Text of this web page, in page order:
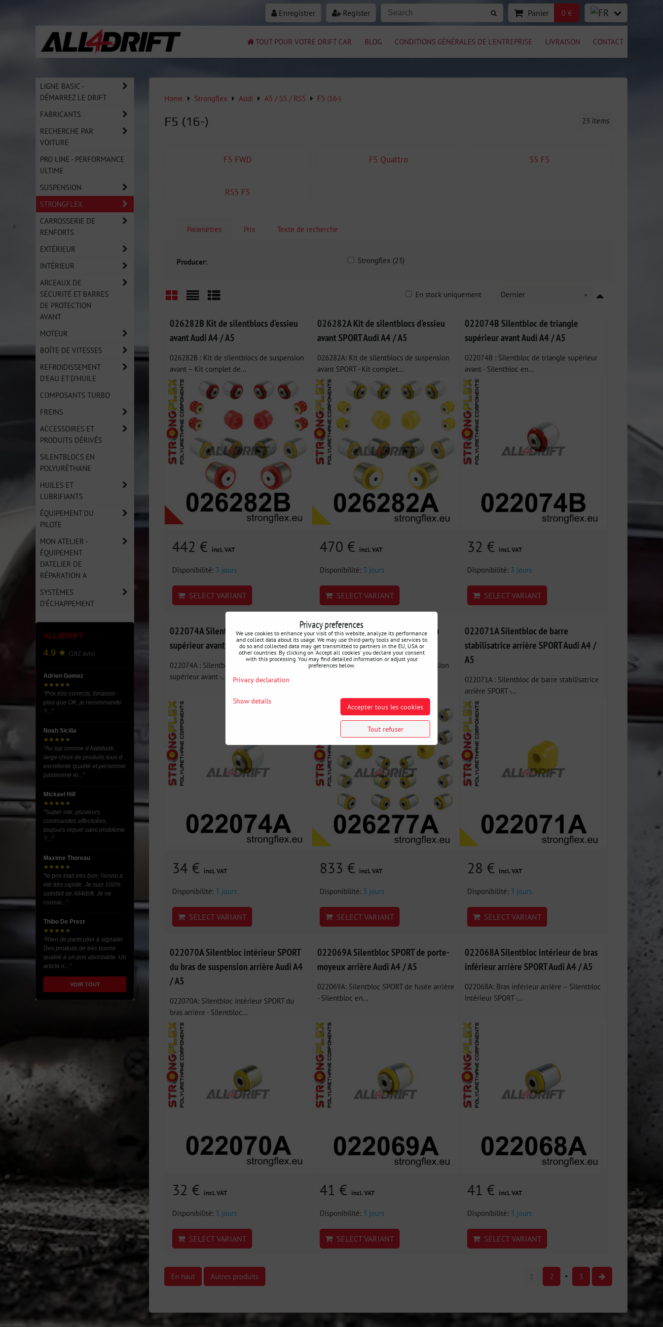
Enregistrer Register Panier 0 €
TOUT POUR VOTRE DRIFT CAR BLOG CONDITIONS GÉNÉRALES DE L'ENTREPRISE LIVRAISON CONTACT
Home Strongflex Audi A5 / S5 / RS5 F5 (16-)
F5 (16-) 23 items
F5 FWD F5 Quattro S5 F5
RS5 F5
Paramètres Prix Texte de recherche
Producer: Strongflex (23)
Dernier
En stock uniquement
026282B Kit de silentblocs d'essieu
avant Audi A4 / A5
026282B : Kit de silentblocs de suspension
avant – Kit complet de...
442 € incl. VAT
Disponibilité: 3 jours
SELECT VARIANT
026282A Kit de silentblocs d'essieu
avant SPORT Audi A4 / A5
026282A: Kit de silentblocs de suspension
avant SPORT - Kit complet...
470 € incl. VAT
Disponibilité: 3 jours
SELECT VARIANT
022074B Silentbloc de triangle
supérieur avant Audi A4 / A5
022074B : Silentbloc de triangle supérieur
avant - Silentbloc en...
32 € incl. VAT
Disponibilité: 3 jours
SELECT VARIANT
022074A Silentbloc de triangle
supérieur avant SPORT Audi A4 / A5
022074A : Silentbloc SPORT pour triangle
supérieur avant -...
34 € incl. VAT
Disponibilité: 3 jours
SELECT VARIANT
026277A Kit de silentblocs essieu
arrière SPORT Audi A4 / A5
026277A: Kit de silentblocs de suspension
833 € incl. VAT
Disponibilité: 3 jours
SELECT VARIANT
022071A Silentbloc de barre
stabilisatrice arrière SPORT Audi A4 /
A5
022071A : Silentbloc de barre stabilisatrice
arrière SPORT -...
28 € incl. VAT
Disponibilité: 3 jours
SELECT VARIANT
022070A Silentbloc intérieur SPORT
du bras de suspension arrière Audi A4
/ A5
022070A: Silentbloc intérieur SPORT du
bras arrière - Silentbloc...
32 € incl. VAT
Disponibilité: 3 jours
SELECT VARIANT
022069A Silentbloc SPORT de porte-
moyeux arrière Audi A4 / A5
022069A: Silentbloc SPORT de fusée arrière
- Silentbloc en...
41 € incl. VAT
Disponibilité: 3 jours
SELECT VARIANT
022068A Silentbloc intérieur de bras
inférieur arrière SPORT Audi A4 / A5
022068A: Bras inférieur arrière – Silentbloc
intérieur SPORT -...
41 € incl. VAT
Disponibilité: 3 jours
SELECT VARIANT
En haut Autres produits 1 2 3
LIGNE BASIC -
DÉMARREZ LE DRIFT
FABRICANTS
RECHERCHE PAR
VOITURE
PRO LINE - PERFORMANCE
ULTIME
SUSPENSION
STRONGFLEX
CARROSSERIE DE
RENFORTS
EXTÉRIEUR
INTÉRIEUR
ARCEAUX DE
SÉCURITÉ ET BARRES
DE PROTECTION
AVANT
MOTEUR
BOÎTE DE VITESSES
REFROIDISSEMENT
D'EAU ET D'HUILE
COMPOSANTS TURBO
FREINS
ACCESSOIRES ET
PRODUITS DÉRIVÉS
SILENTBLOCS EN
POLYURÉTHANE
HUILES ET
LUBRIFIANTS
ÉQUIPEMENT DU
PILOTE
MON ATELIER -
ÉQUIPEMENT
D'ATELIER DE
RÉPARATION A
SYSTÈMES
D'ÉCHAPPEMENT
ALL4DRIFT
4.9 ★ (182 avis)
Adrien Gomez
★★★★★
"Prix très corrects, livraison
plus que OK, je recommande
?..."
Noah Sicilia
★★★★★
"Au top comme d habitude,
large choix de produits tous d
excellente qualité et personnel
passionné et..."
Mickael Hill
★★★★★
"Super site, plusieurs
commandes effectuées,
toujours niquel sans problème
?..."
Maxime Thoreau
★★★★★
"le prix était très bon, l'envoi a
été très rapide. Je suis 100%
satisfait de All4drift. Je ne
connai..."
Thibo De Prest
★★★★★
"Rien de particulier à signaler.
Des produits de très bonne
qualité à un prix abordable. Un
article n..."
VOIR TOUT
Privacy preferences
We use cookies to enhance your visit of this website, analyze its performance
and collect data about its usage. We may use third-party tools and services to
do so and collected data may get transmitted to partners in the EU, USA or
other countries. By clicking on 'Accept all cookies' you declare your consent
with this processing. You may find detailed information or adjust your
preferences below.
Privacy declaration
Show details
Accepter tous les cookies
Tout refuser